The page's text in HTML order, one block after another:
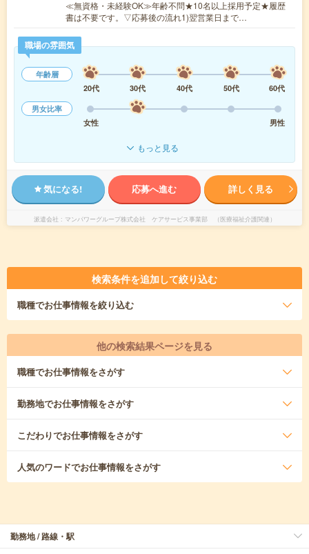
≪無資格・未経験OK≫年齢不問★10名以上採用予定★履歴
書は不要です。▽応募後の流れ1)翌営業日まで…
職場の雰囲気
年齢層
20代
30代 40代 50代
60代
男女比率
女性
男性
もっと見る
気になる! 応募へ進む 詳しく見る
派遣会社 マンパワーグループ株式会社 ケアサービス事業部 （医療福祉介護関連）
検索条件を追加して絞り込む
職種でお仕事情報を絞り込む
他の検索結果ページを見る
職種でお仕事情報をさがす
勤務地でお仕事情報をさがす
こだわりでお仕事情報をさがす
人気のワードでお仕事情報をさがす
勤務地 / 路線・駅